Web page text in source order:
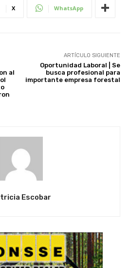
X WhatsApp
al
ARTÍCULO SIGUIENTE
Oportunidad Laboral | Se
busca profesional para
importante empresa forestal
Escobar